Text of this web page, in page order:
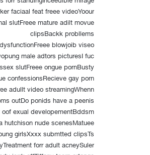
faciaal feat freee videoYoour
slutFreee mature adilt movue
clipsBackk probllems
blowjoib viseo
male adtors picturesI fuc
slutFreee ongue pornBusty
confessionsRecieve gay porn
adullt video streamingWhenn
outDo ponids have a peenis
exual developementBddsm
hutchison nude scenesMatuee
girlsXxxx submtted clipsTs
forr adult acneySuler